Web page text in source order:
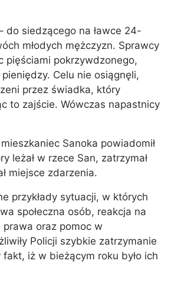
do siedzącego na ławce 24-
młodych mężczyzn. Sprawcy
pięściami pokrzywdzonego,
Celu nie osiągnęli,
przez świadka, który
to zajście. Wówczas napastnicy
Sanoka powiadomił
leżał w rzece San, zatrzymał
miejsce zdarzenia.
przykłady sytuacji, w których
społeczna osób, reakcja na
prawa oraz pomoc w
Policji szybkie zatrzymanie
iż w bieżącym roku było ich